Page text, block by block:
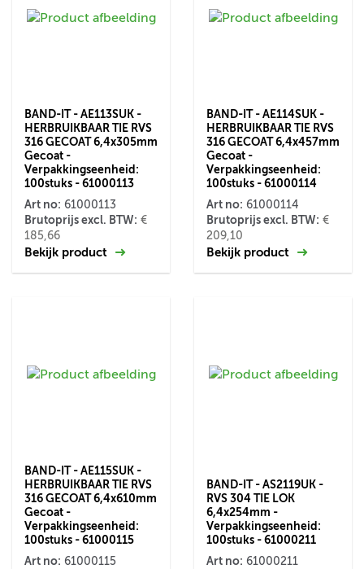
BAND-IT - AE113SUK -
HERBRUIKBAAR TIE RVS
316 GECOAT 6,4x305mm
Gecoat -
Verpakkingseenheid:
100stuks - 61000113
Art no: 61000113
Brutoprijs excl. BTW: €
185,66
Bekijk product
BAND-IT - AE114SUK -
HERBRUIKBAAR TIE RVS
316 GECOAT 6,4x457mm
Gecoat -
Verpakkingseenheid:
100stuks - 61000114
Art no: 61000114
Brutoprijs excl. BTW: €
209,10
Bekijk product
BAND-IT - AE115SUK -
HERBRUIKBAAR TIE RVS
316 GECOAT 6,4x610mm
Gecoat -
Verpakkingseenheid:
100stuks - 61000115
Art no: 61000115
BAND-IT - AS2119UK -
RVS 304 TIE LOK
6,4x254mm -
Verpakkingseenheid:
100stuks - 61000211
Art no: 61000211